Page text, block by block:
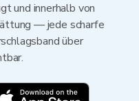
und innerhalb von
— jede scharfe
über